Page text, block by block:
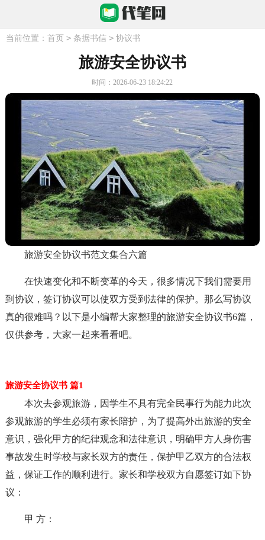
当前位置： 首页 > 条据书信 > 协议书
旅游安全协议书
时间：2026-06-23 18:24:22
旅游安全协议书范文集合六篇
在快速变化和不断变革的今天，很多情况下我们需要用
到协议，签订协议可以使双方受到法律的保护。那么写协议
真的很难吗？以下是小编帮大家整理的旅游安全协议书6篇，
仅供参考，大家一起来看看吧。
旅游安全协议书 篇1
本次去参观旅游，因学生不具有完全民事行为能力此次
参观旅游的学生必须有家长陪护，为了提高外出旅游的安全
意识，强化甲方的纪律观念和法律意识，明确甲方人身伤害
事故发生时学校与家长双方的责任，保护甲乙双方的合法权
益，保证工作的顺利进行。家长和学校双方自愿签订如下协
议：
甲 方：